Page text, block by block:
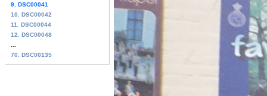
9. DSC00041
10. DSC00042
11. DSC00044
12. DSC00048
70. DSC00135